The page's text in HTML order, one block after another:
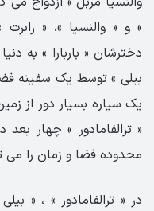
» و « والنسیا »، «
دخترشان « باربارا » به
بیلی » توسط یک سفینه
یک سیاره بسیار دور از
« ترالفامادور » چهار
محدوده فضا و زمان را می
در « ترالفامادور » ، «